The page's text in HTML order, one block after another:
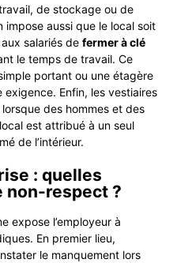
de stockage ou de
aussi que le local soit
salariés de fermer à clé
le temps de travail. Ce
portant ou une étagère
Enfin, les vestiaires
lorsque des hommes et des
est attribué à un seul
de l’intérieur.
: quelles
non-respect ?
expose l’employeur à
En premier lieu,
le manquement lors